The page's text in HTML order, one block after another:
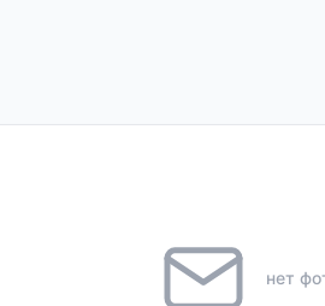
нет